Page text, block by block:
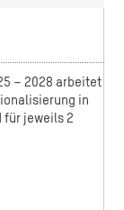
– 2028 arbeitet
in
für jeweils 2